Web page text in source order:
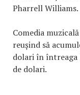
Pharrell Williams.
Comedia
reușind să
dolari în întreaga
de dolari.